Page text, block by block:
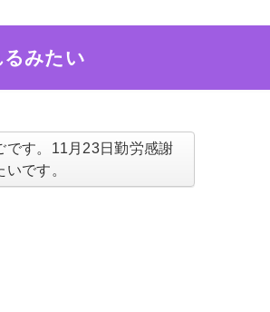
るみたい
です。11月23日勤労感謝
です。